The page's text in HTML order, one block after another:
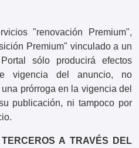
"renovación Premium",
Premium" vinculado a un
sólo producirá efectos
vigencia del anuncio, no
prórroga en la vigencia del
publicación, ni tampoco por
A TRAVÉS DEL